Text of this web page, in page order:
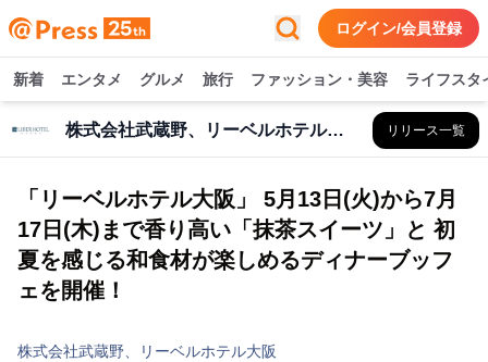
ログイン/会員登録
新着 エンタメ グルメ 旅行 ファッション・美容 ライフスタ
株式会社武蔵野、リーベルホテル大阪 リリース一覧
「リーベルホテル大阪」 5月13日(火)から7月
17日(木)まで香り高い「抹茶スイーツ」と 初
夏を感じる和食材が楽しめるディナーブッフ
ェを開催！
株式会社武蔵野、リーベルホテル大阪